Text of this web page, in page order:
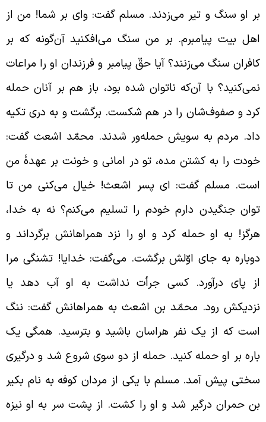
او سنگ و تیر می‌زدند. مسلم گفت: وای بر شما! من از
بیت پیامبرم. بر من سنگ می‌افکنید آن‌گونه که بر
سنگ می‌زنند؟ آیا حقّ پیامبر و فرزندان او را مراعات
با آن‌که ناتوان شده بود، باز هم بر آنان حمله
و صفوف‌شان را در هم شکست. برگشت وبه دری تکیه
مردم به سویش حمله‌ور شدند. محمّد اشعث گفت:
را به کشتن مده، تو در امانی و خونت بر عهدۀ من
مسلم گفت: ای پسر اشعث! خیال می‌کنی من تا
جنگیدن دارم خودم را تسلیم می‌کنم؟ نه به خدا،
به او حمله کرد و او را نزد همراهانش برگرداند و
به جای اوّلش برگشت. می‌گفت: خدایا!تشنگی مرا
پای درآورد. کسی جرأت نداشت به او آب دهد یا
رود. محمّد بن اشعث به همراهانش گفت: ننگ
که از یک نفر هراسان باشید و بترسید. همگی یک
بر او حمله کنید. حمله از دو سوی شروع شد و درگیری
پیش آمد. مسلم با یکی از مردان کوفه به نام بکیر
حمران درگیر شد و او را کشت. از پشت سر به او نیزه